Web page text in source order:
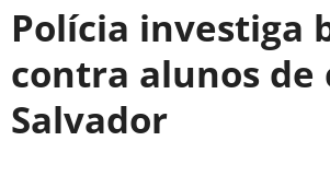
Polícia investiga
contra alunos
Salvador